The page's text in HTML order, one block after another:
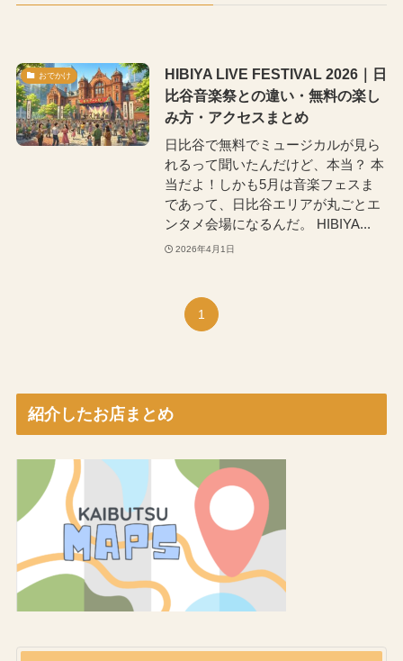
おでかけ
HIBIYA LIVE FESTIVAL 2026｜日
比谷音楽祭との違い・無料の楽し
み方・アクセスまとめ
日比谷で無料でミュージカルが見ら
れるって聞いたんだけど、本当？ 本
当だよ！しかも5月は音楽フェスま
であって、日比谷エリアが丸ごとエ
ンタメ会場になるんだ。 HIBIYA...
2026年4月1日
1
紹介したお店まとめ